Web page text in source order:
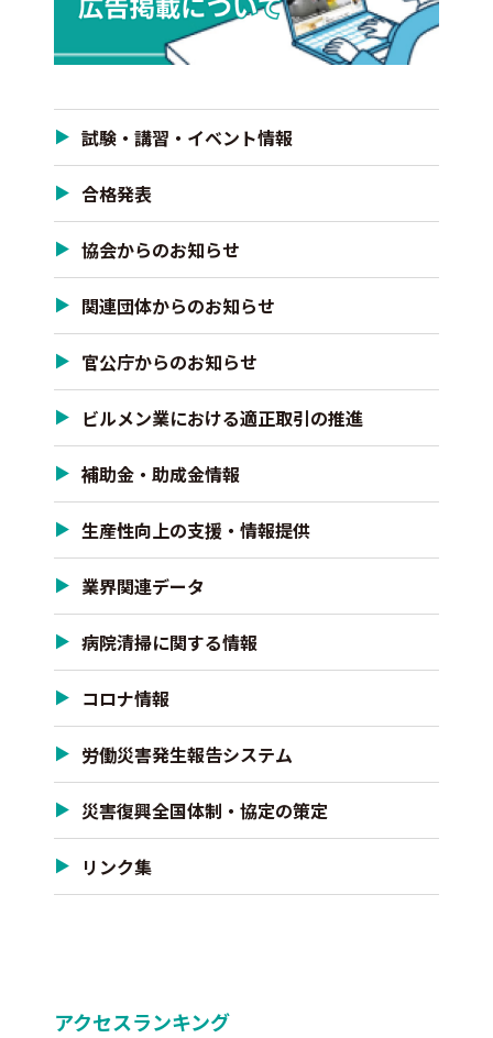
試験・講習・イベント情報
合格発表
協会からのお知らせ
関連団体からのお知らせ
官公庁からのお知らせ
ビルメン業における適正取引の推進
補助金・助成金情報
生産性向上の支援・情報提供
業界関連データ
病院清掃に関する情報
コロナ情報
労働災害発生報告システム
災害復興全国体制・協定の策定
リンク集
アクセスランキング